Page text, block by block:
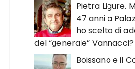
Pietra Ligure.
47 anni a
ho scelto di
del “generale” Vannacci?
Boissano e il